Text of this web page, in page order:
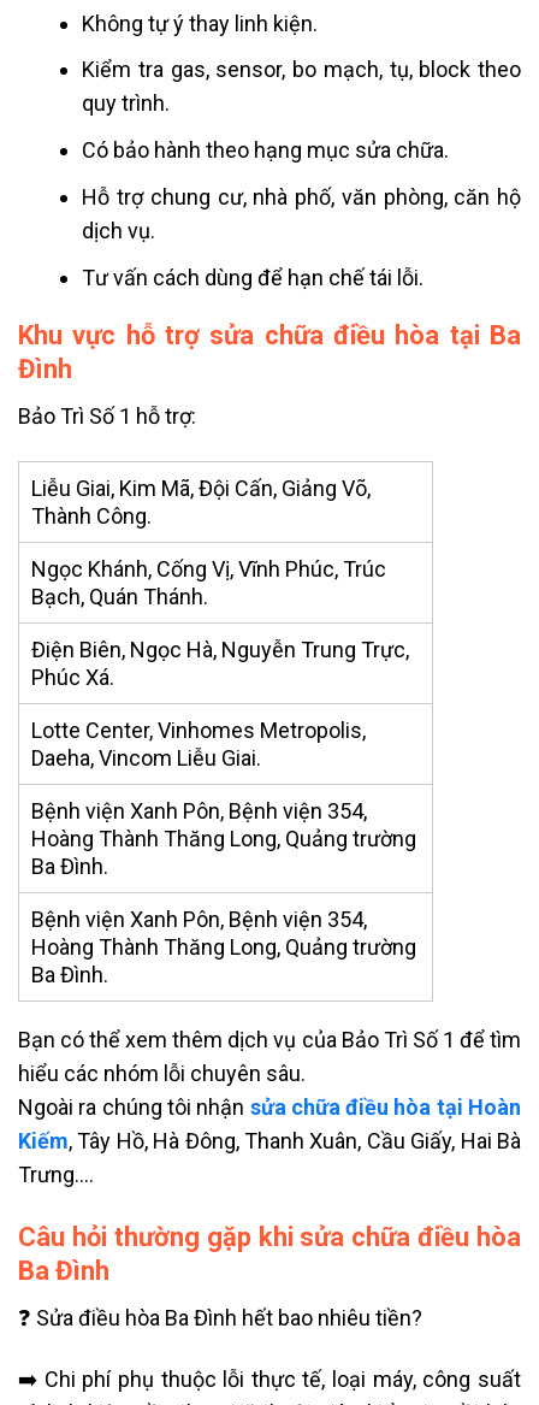
Không tự ý thay linh kiện.
Kiểm tra gas, sensor, bo mạch, tụ, block theo
quy trình.
Có bảo hành theo hạng mục sửa chữa.
Hỗ trợ chung cư, nhà phố, văn phòng, căn hộ
dịch vụ.
Tư vấn cách dùng để hạn chế tái lỗi.
Khu vực hỗ trợ sửa chữa điều hòa tại Ba
Đình
Bảo Trì Số 1 hỗ trợ:
Liễu Giai, Kim Mã, Đội Cấn, Giảng Võ,
Thành Công.
Ngọc Khánh, Cống Vị, Vĩnh Phúc, Trúc
Bạch, Quán Thánh.
Điện Biên, Ngọc Hà, Nguyễn Trung Trực,
Phúc Xá.
Lotte Center, Vinhomes Metropolis,
Daeha, Vincom Liễu Giai.
Bệnh viện Xanh Pôn, Bệnh viện 354,
Hoàng Thành Thăng Long, Quảng trường
Ba Đình.
Bệnh viện Xanh Pôn, Bệnh viện 354,
Hoàng Thành Thăng Long, Quảng trường
Ba Đình.
Bạn có thể xem thêm dịch vụ của Bảo Trì Số 1 để tìm
hiểu các nhóm lỗi chuyên sâu.
Ngoài ra chúng tôi nhận sửa chữa điều hòa tại Hoàn
Kiếm, Tây Hồ, Hà Đông, Thanh Xuân, Cầu Giấy, Hai Bà
Trưng….
Câu hỏi thường gặp khi sửa chữa điều hòa
Ba Đình
❓ Sửa điều hòa Ba Đình hết bao nhiêu tiền?
➡️ Chi phí phụ thuộc lỗi thực tế, loại máy, công suất